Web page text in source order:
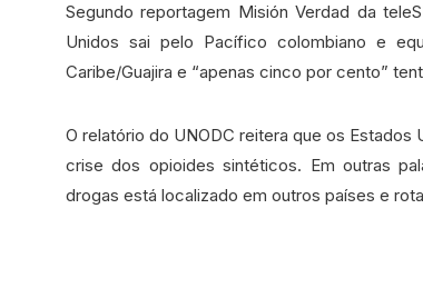
Segundo reportagem Misión Verdad da
Unidos sai pelo Pacífico colombiano e
Caribe/Guajira e “apenas cinco por cento”
O relatório do UNODC reitera que os
crise dos opioides sintéticos. Em outras
drogas está localizado em outros países e